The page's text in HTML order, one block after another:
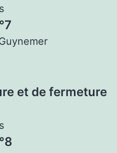
et de fermeture